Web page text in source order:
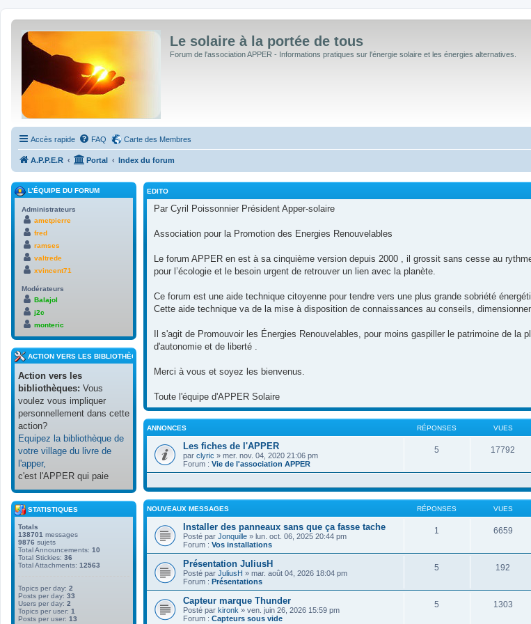
Le solaire à la portée de tous
Forum de l'association APPER - Informations pratiques sur l'énergie solaire et les énergies alternatives.
Accès rapide FAQ Carte des Membres
A.P.P.E.R Portal Index du forum
EDITO
Par Cyril Poissonnier Président Apper-solaire
Association pour la Promotion des Energies Renouvelables
Le forum APPER en est à sa cinquième version depuis 2000 , il grossit sans cesse au
pour l’écologie et le besoin urgent de retrouver un lien avec la planète.
Ce forum est une aide technique citoyenne pour tendre vers une plus grande sobriété
Cette aide technique va de la mise à disposition de connaissances au conseils,
Il s'agit de Promouvoir les Énergies Renouvelables, pour moins gaspiller le patrimoine de la
d'autonomie et de liberté .
Merci à vous et soyez les bienvenus.
Toute l'équipe d'APPER Solaire
ANNONCES RÉPONSES VUES
Les fiches de l'APPER
par clyric » mer. nov. 04, 2020 21:06 pm
Forum : Vie de l'association APPER
5 17792
NOUVEAUX MESSAGES RÉPONSES VUES
Installer des panneaux sans que ça fasse tache
Posté par Jonquille » lun. oct. 06, 2025 20:44 pm
Forum : Vos installations
1 6659
Présentation JuliusH
Posté par JuliusH » mar. août 04, 2026 18:04 pm
Forum : Présentations
5 192
Capteur marque Thunder
Posté par kironk » ven. juin 26, 2026 15:59 pm
Forum : Capteurs sous vide
5 1303
L’ÉQUIPE DU FORUM
Administrateurs
ametpierre
fred
ramses
valtrede
xvincent71
Modérateurs
Balajol
j2c
monteric
ACTION VERS LES BIBLIOTHÈQUES
Action vers les
bibliothèques: Vous
voulez vous impliquer
personnellement dans cette
action?
Equipez la bibliothèque de
votre village du livre de
l'apper,
c'est l'APPER qui paie
STATISTIQUES
Totals
138701 messages
9876 sujets
Total Announcements: 10
Total Stickies: 36
Total Attachments: 12563
Topics per day: 2
Posts per day: 33
Users per day: 2
Topics per user: 1
Posts per user: 13